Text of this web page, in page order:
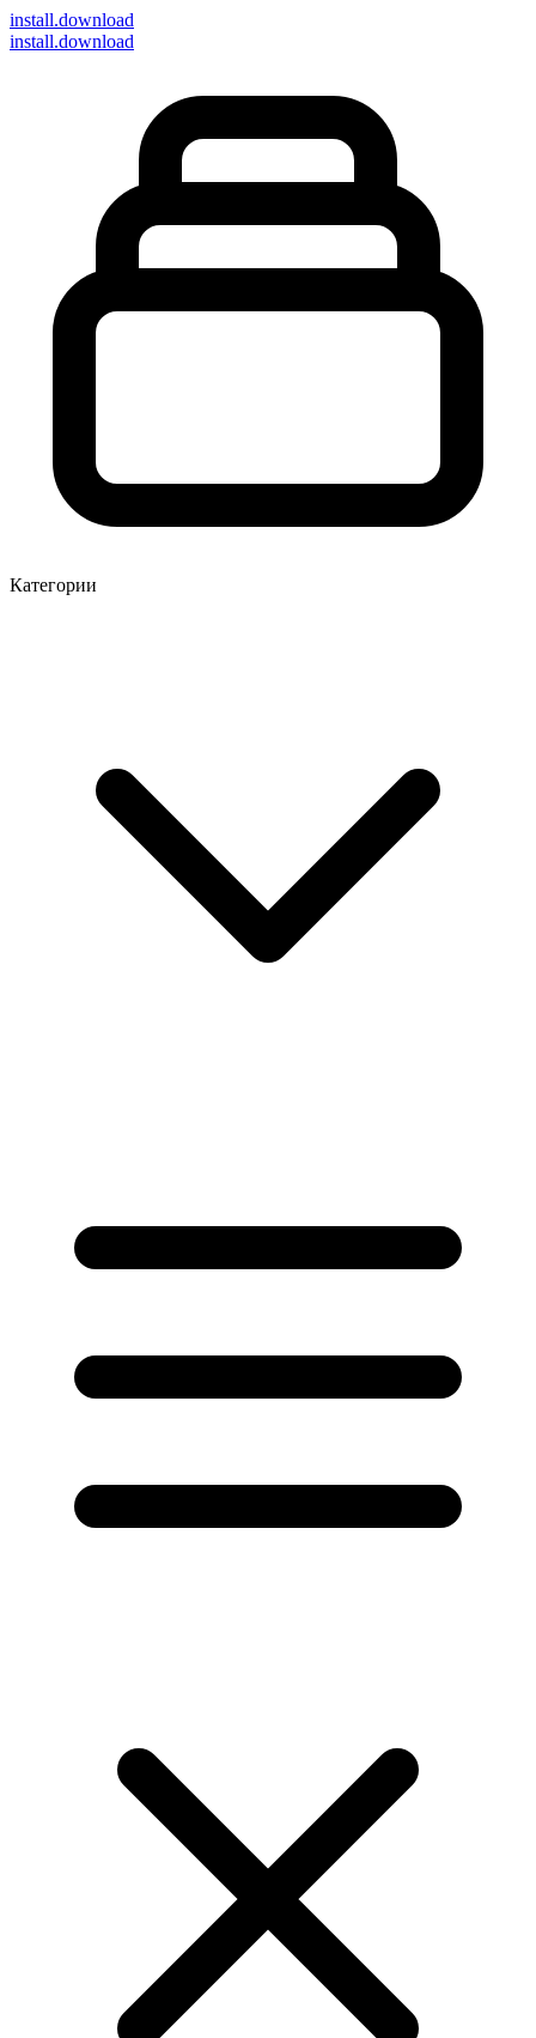
install.download
install.download
Категории